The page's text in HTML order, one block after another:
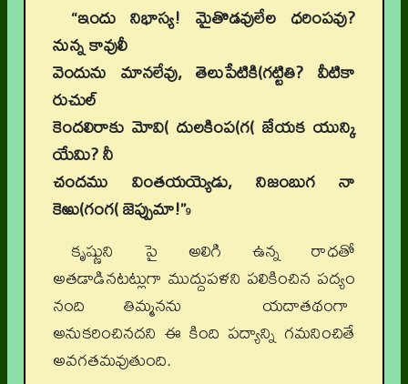
“ఇందు నిభాస్య! మైతొడవులేల ధరింపవు?
నున్న కావులీ
వెందును మానలేవు, తెలుపేటికి(గట్టితి? వీటికా
రుచుల్
కెందలిరాకు మోవి( దులకింప(గ( జేయక యున్కి
యేమి? నీ
చందము వింతయయ్యెడు, నిజంబుగ నా
కెఱు(గంగ( జెప్పుమా!”9
కృష్ణుని పై అలిగి ఉన్న రాధతో
అతడాడినటట్లుగా ముద్దుపళని పలికించిన పద్యం
నంది తిమ్మనను యదాతథంగా
అనుకరించినదని ఈ కింది పద్యాన్ని గమనించితే
అవగతమవుతుంది.